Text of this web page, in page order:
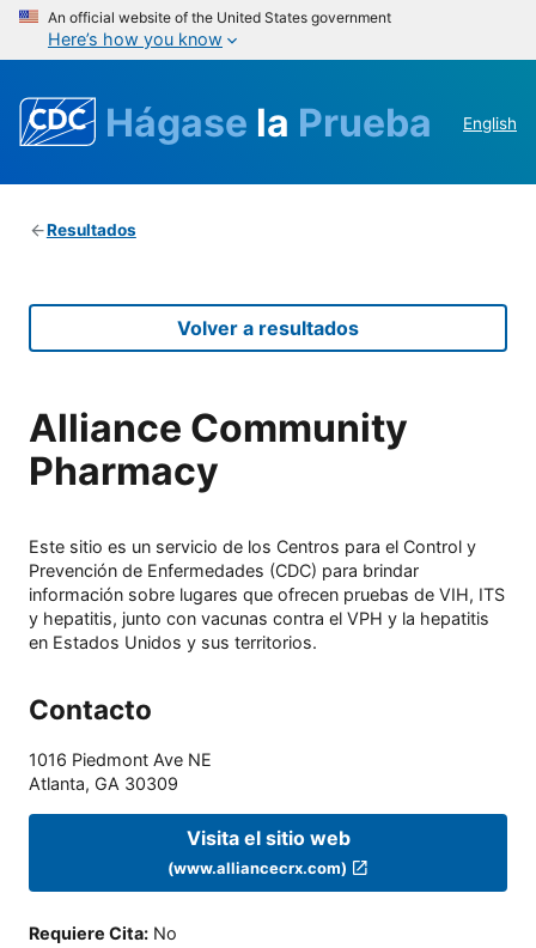
An official website of the United States government
Here’s how you know
Hágase la Prueba English
Resultados
Volver a resultados
Alliance Community
Pharmacy
Este sitio es un servicio de los Centros para el Control y
Prevención de Enfermedades (CDC) para brindar
información sobre lugares que ofrecen pruebas de VIH, ITS
y hepatitis, junto con vacunas contra el VPH y la hepatitis
en Estados Unidos y sus territorios.
Contacto
1016 Piedmont Ave NE
Atlanta, GA 30309
Visita el sitio web
(www.alliancecrx.com)
Requiere Cita: No